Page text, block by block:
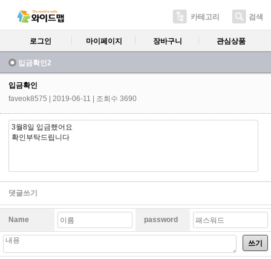
카테고리 검색
로그인 마이페이지 장바구니 관심상품
입금확인2
입금확인
faveok8575
| 2019-06-11 | 조회수 3690
3월8일 입금했어요
확인부탁드립니다
댓글쓰기
Name password
쓰기